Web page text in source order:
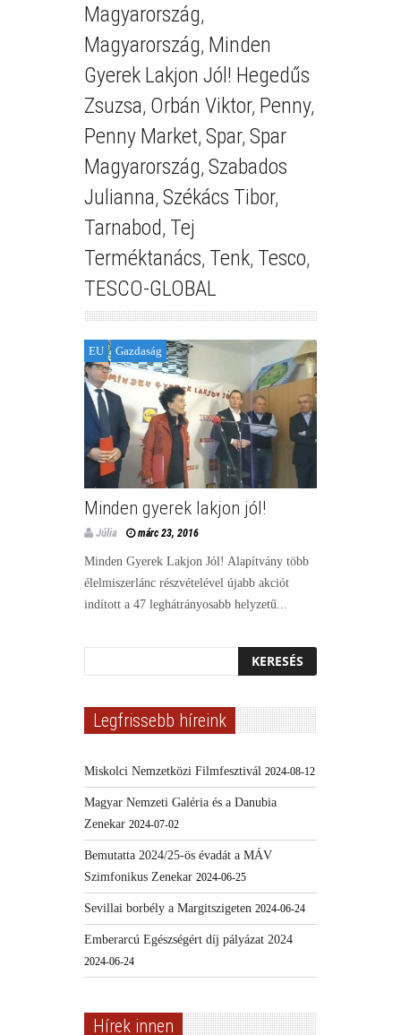
Magyarország,
Magyarország, Minden
Gyerek Lakjon Jól! Hegedűs
Zsuzsa, Orbán Viktor, Penny,
Penny Market, Spar, Spar
Magyarország, Szabados
Julianna, Székács Tibor,
Tarnabod, Tej
Terméktanács, Tenk, Tesco,
TESCO-GLOBAL
EU Gazdaság
Minden gyerek lakjon jól!
Júlia márc 23, 2016
Minden Gyerek Lakjon Jól! Alapítvány több
élelmiszerlánc részvételével újabb akciót
indított a 47 leghátrányosabb helyzetű...
Legfrissebb híreink
Miskolci Nemzetközi Filmfesztivál 2024-08-12
Magyar Nemzeti Galéria és a Danubia
Zenekar 2024-07-02
Bemutatta 2024/25-ös évadát a MÁV
Szimfonikus Zenekar 2024-06-25
Sevillai borbély a Margitszigeten 2024-06-24
Emberarcú Egészségért díj pályázat 2024
2024-06-24
Hírek innen